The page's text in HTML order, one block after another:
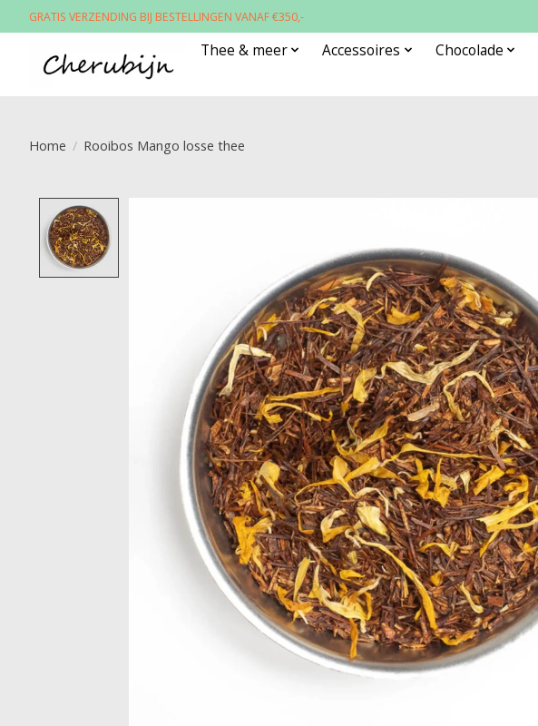
GRATIS VERZENDING BIJ BESTELLINGEN VANAF €350,-
Thee & meer Accessoires Chocolade
Home / Rooibos Mango losse thee